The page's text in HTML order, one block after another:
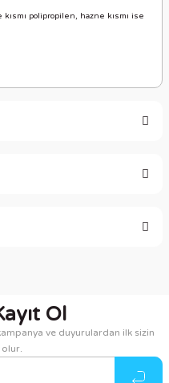
polipropilen, hazne kısmı ise
Ol
ve duyurulardan ilk sizin